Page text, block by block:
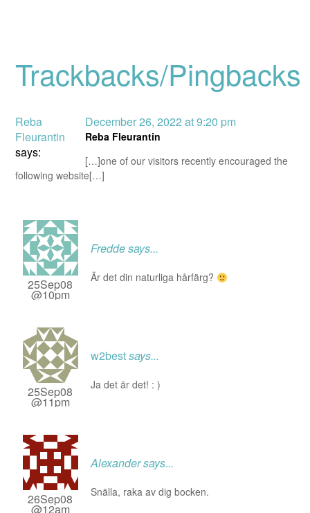
Trackbacks/Pingbacks
Reba
Fleurantin
says:
December 26, 2022 at 9:20 pm
Reba Fleurantin
[…]one of our visitors recently encouraged the
following website[…]
25Sep08
@10pm
Freddesays...
Är det din naturliga hårfärg?
25Sep08
@11pm
w2bestsays...
Ja det är det! : )
26Sep08
@12am
Alexandersays...
Snälla, raka av dig bocken.